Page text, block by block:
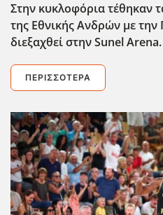
Στην κυκλοφόρια τέθηκαν
της Εθνικής Ανδρών με
διεξαχθεί στην Sunel Arena.
ΠΕΡΙΣΣΌΤΕΡΑ